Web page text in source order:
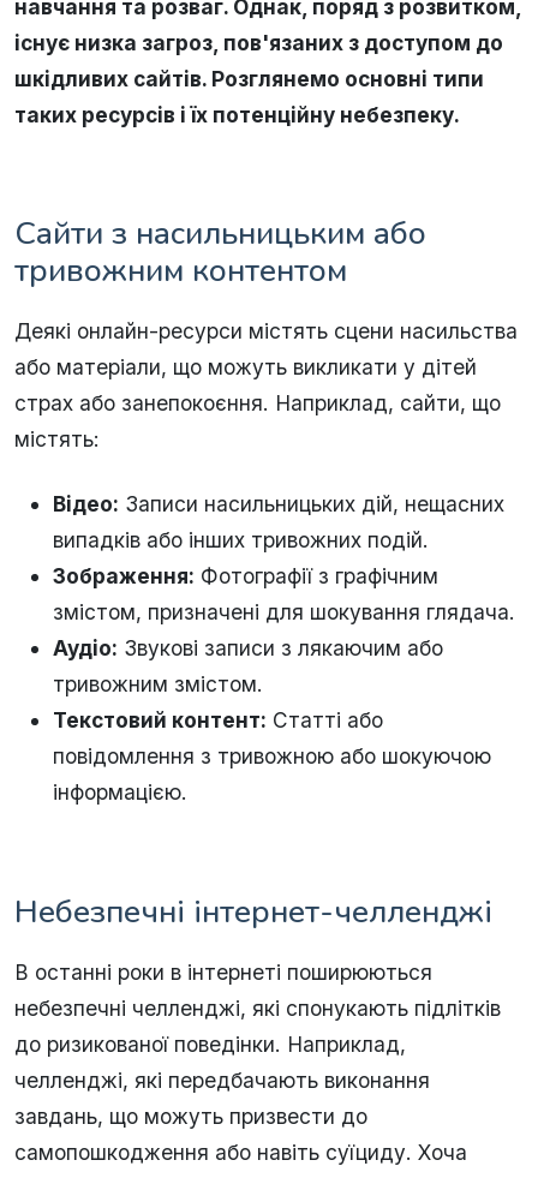
навчання та розваг. Однак, поряд з розвитком,
існує низка загроз, пов'язаних з доступом до
шкідливих сайтів. Розглянемо основні типи
таких ресурсів і їх потенційну небезпеку.
Сайти з насильницьким або
тривожним контентом
Деякі онлайн-ресурси містять сцени насильства
або матеріали, що можуть викликати у дітей
страх або занепокоєння. Наприклад, сайти, що
містять:
Відео: Записи насильницьких дій, нещасних
випадків або інших тривожних подій.
Зображення: Фотографії з графічним
змістом, призначені для шокування глядача.
Аудіо: Звукові записи з лякаючим або
тривожним змістом.
Текстовий контент: Статті або
повідомлення з тривожною або шокуючою
інформацією.
Небезпечні інтернет-челленджі
В останні роки в інтернеті поширюються
небезпечні челленджі, які спонукають підлітків
до ризикованої поведінки. Наприклад,
челленджі, які передбачають виконання
завдань, що можуть призвести до
самопошкодження або навіть суїциду. Хоча